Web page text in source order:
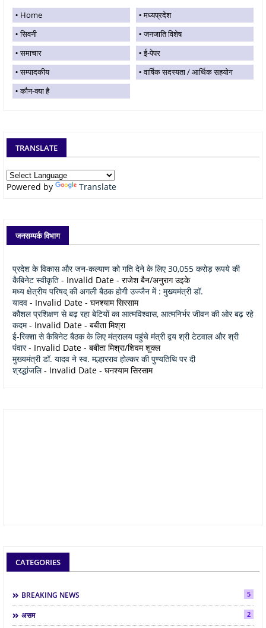
Home
मध्यप्रदेश
सिवनी
जनजाति विशेष
समाचार
ई-पेपर
सम्पादकीय
वार्षिक सदस्यता / आर्थिक सहयोग
कौन-क्या है
TRANSLATE
Powered by Translate
जनसम्पर्क विभाग
प्रदेश के विकास और जन-कल्याण को गति देने के लिए 30,055 करोड़ रूपये की
कैबिनेट स्वीकृति - Invalid Date - राजेश बैन/अनुराग उइके
मध्य क्षेत्रीय परिषद् की अगली बैठक होगी उज्जैन में : मुख्यमंत्री डॉ.
यादव - Invalid Date - घनश्याम सिरसाम
कौशल प्रशिक्षण से बढ़ रहा बेटियों का आत्मविश्वास, आत्मनिर्भर जीवन की ओर बढ़ रहे
कदम- Invalid Date - बबीता मिश्रा
ई-रिक्शा से कैबिनेट बैठक के लिए मंत्रालय पहुंचे मंत्री द्वय श्री टेटवाल और श्री
पंवार- Invalid Date - बबीता मिश्रा/शिवम शुक्ल
मुख्यमंत्री डॉ. यादव ने स्व. मल्हारराव होल्कर की पुण्यतिथि पर दी
श्रद्धांजलि- Invalid Date - घनश्याम सिरसाम
CATEGORIES
BREAKING NEWS 5
असम 2